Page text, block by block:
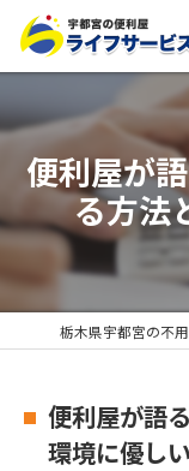
便利屋が
る方法
便利屋が語
環境に優し